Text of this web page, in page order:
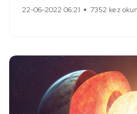
22-06-2022 06:21 7352 kez